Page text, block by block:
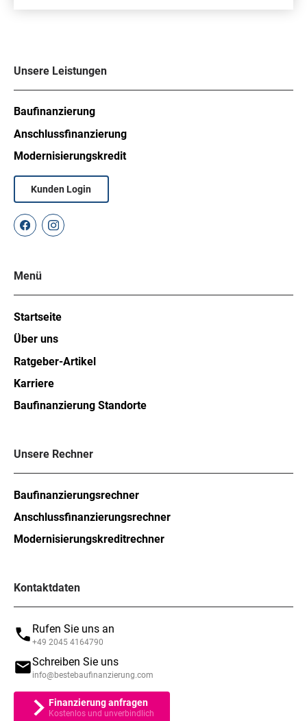
Unsere Leistungen
Baufinanzierung
Anschlussfinanzierung
Modernisierungskredit
Kunden Login
Menü
Startseite
Über uns
Ratgeber-Artikel
Karriere
Baufinanzierung Standorte
Unsere Rechner
Baufinanzierungsrechner
Anschlussfinanzierungsrechner
Modernisierungskreditrechner
Kontaktdaten
Rufen Sie uns an
+49 2045 4164790
Schreiben Sie uns
info@bestebaufinanzierung.com
Finanzierung anfragen
Kostenlos und unverbindlich